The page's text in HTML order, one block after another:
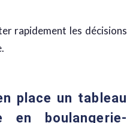
rapidement les décisions
place un tableau
boulangerie-